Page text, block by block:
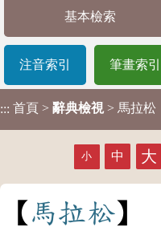
基本檢索
注音索引 筆畫索引
::: 首頁 > 辭典檢視 > 馬拉松
小 中 大
馬拉松